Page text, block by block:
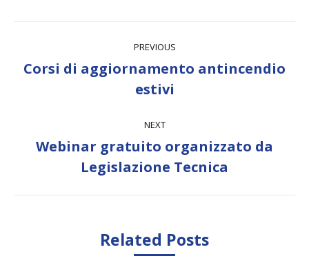
navigation
PREVIOUS
Previous
post:
Corsi di aggiornamento antincendio
estivi
NEXT
Next
post:
Webinar gratuito organizzato da
Legislazione Tecnica
Related Posts